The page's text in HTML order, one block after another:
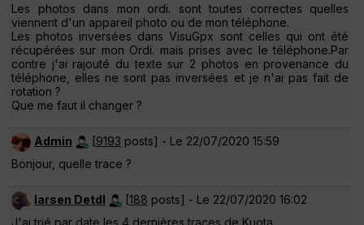
Les photos dans mon ordi. sont toutes correctes quelles
viennent d'un appareil photo ou de mon téléphone.
Les photos inversées dans VisuGpx sont celles qui ont été
récupérées sur mon Ordi. mais prises avec le téléphone.Par
contre j'ai rajouté du texte sur 2 photos en provenance du
téléphone, elles ne sont pas inversées et je n'ai pas fait de
rotation ?
Que me faut il changer ?
Admin [9193 posts] - Le 22/07/2020 15:59
Bonjour, quelle trace ?
larsen Detdl [188 posts] - Le 22/07/2020 16:02
J'ai trié par date les 4 dernières traces de Kuota